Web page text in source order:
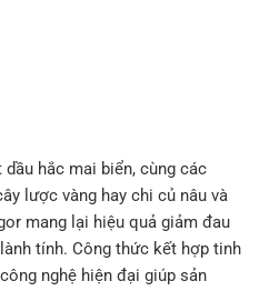
hắc mai biển, cùng các
lược vàng hay chi củ nâu và
mang lại hiệu quả giảm đau
tính. Công thức kết hợp tinh
nghệ hiện đại giúp sản